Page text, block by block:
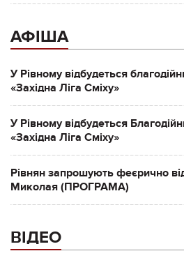
АФІША
У Рівному відбудеться
«Західна Ліга Сміху»
У Рівному відбудеться
«Західна Ліга Сміху»
Рівнян запрошують феєрично
Миколая (ПРОГРАМА)
ВІДЕО